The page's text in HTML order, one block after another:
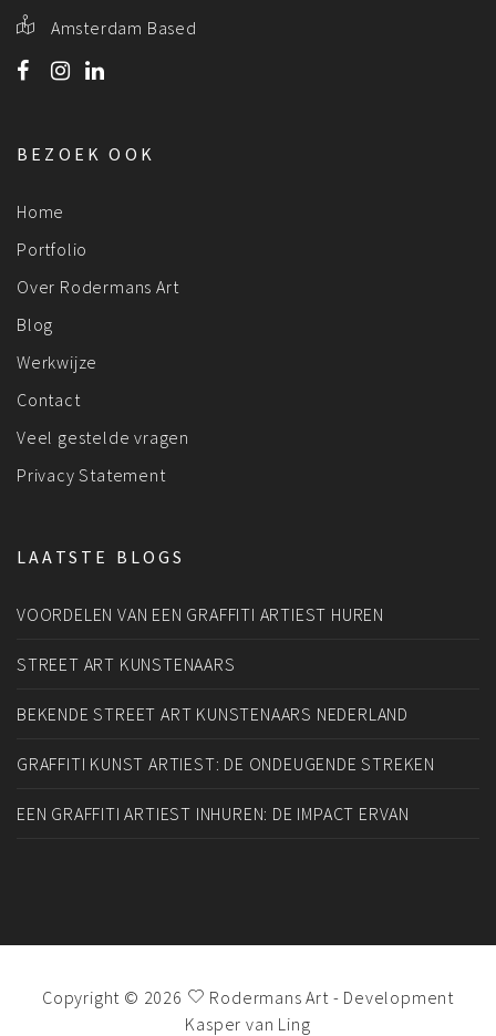
Amsterdam Based
BEZOEK OOK
Home
Portfolio
Over Rodermans Art
Blog
Werkwijze
Contact
Veel gestelde vragen
Privacy Statement
LAATSTE BLOGS
VOORDELEN VAN EEN GRAFFITI ARTIEST HUREN
STREET ART KUNSTENAARS
BEKENDE STREET ART KUNSTENAARS NEDERLAND
GRAFFITI KUNST ARTIEST: DE ONDEUGENDE STREKEN
EEN GRAFFITI ARTIEST INHUREN: DE IMPACT ERVAN
Copyright © 2026 Rodermans Art - Development
Kasper van Ling